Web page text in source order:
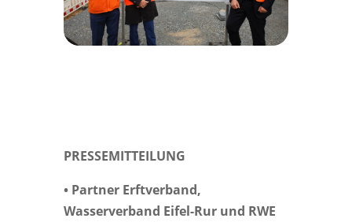
PRESSEMITTEILUNG
• Partner Erftverband,
Wasserverband Eifel-Rur und RWE